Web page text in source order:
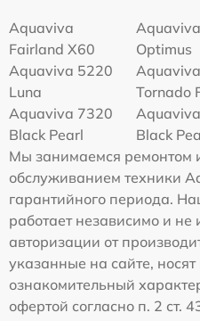
Aquaviva
Fairland X60
Aquaviva
Optimus
Aquaviva 5220
Luna
Aquaviva
Tornado
Aquaviva 7320
Black Pearl
Black
Мы занимаемся ремонтом
обслуживанием техники
гарантийного периода.
работает независимо и
авторизации от
указанные на сайте,
ознакомительный
офертой согласно п. 2 ст.